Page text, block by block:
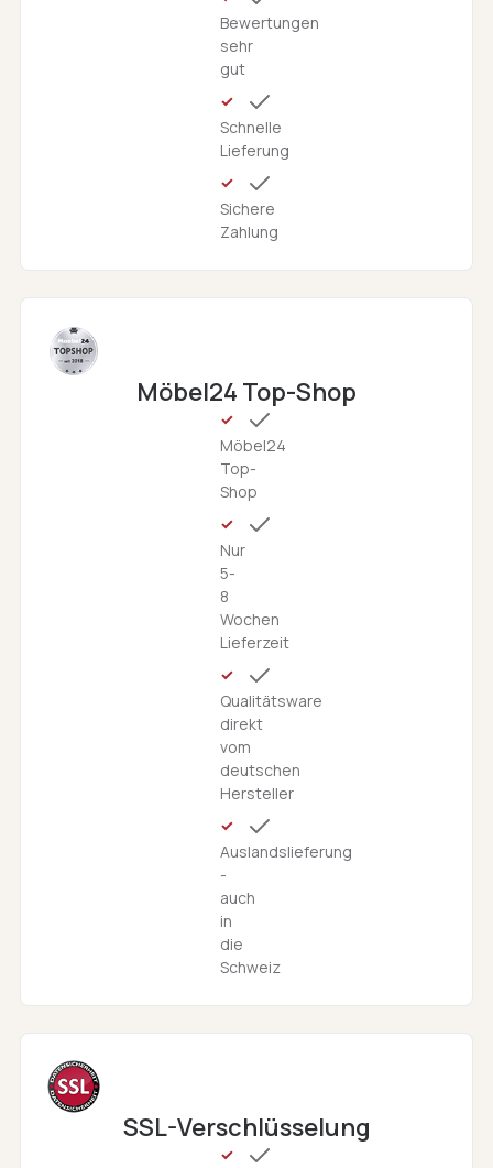
Bewertungen
sehr
gut
Schnelle
Lieferung
Sichere
Zahlung
Möbel24 Top-Shop
Möbel24
Top-
Shop
Nur
5-
8
Wochen
Lieferzeit
Qualitätsware
direkt
vom
deutschen
Hersteller
Auslandslieferung
-
auch
in
die
Schweiz
SSL-Verschlüsselung